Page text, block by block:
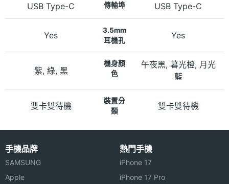
USB Type-C 傳輸埠 USB Type-C
Yes
3.5mm
耳機孔
Yes
紫, 綠, 黑
機身顏
色
午夜黑, 暮光橙, 月光
藍
雙卡雙待機
裝置分
類
雙卡雙待機
手機品牌
SAMSUNG
Apple
熱門手機
iPhone 17
iPhone 17 Pro